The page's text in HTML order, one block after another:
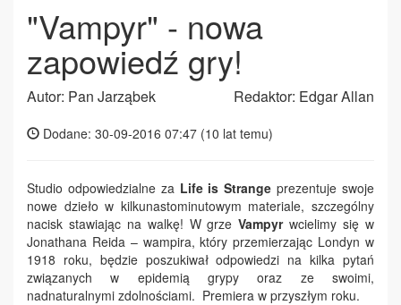
"Vampyr" - nowa
zapowiedź gry!
Autor: Pan Jarząbek Redaktor: Edgar Allan
Dodane: 30-09-2016 07:47 (10 lat temu)
Studio odpowiedzialne za Life is Strange prezentuje swoje
nowe dzieło w kilkunastominutowym materiale, szczególny
nacisk stawiając na walkę! W grzeVampyrwcielimy się w
Jonathana Reida – wampira, który przemierzając Londyn w
1918 roku, będzie poszukiwał odpowiedzi na kilka pytań
związanych w epidemią grypy oraz ze swoimi,
nadnaturalnymi zdolnościami. Premiera w przyszłym roku.